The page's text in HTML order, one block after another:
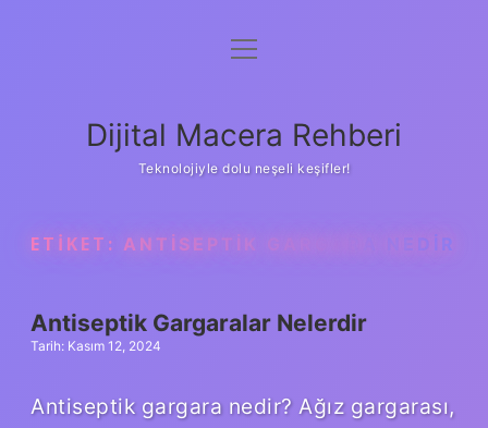
Anasayfa
Yasal Uyarı
menüyü
Dijital Macera Rehberi
Teknolojiyle dolu neşeli keşifler!
ETIKET: ANTISEPTIK GARGARA NEDIR
Antiseptik Gargaralar Nelerdir
Tarih: Kasım 12, 2024
Antiseptik gargara nedir? Ağız gargarası,